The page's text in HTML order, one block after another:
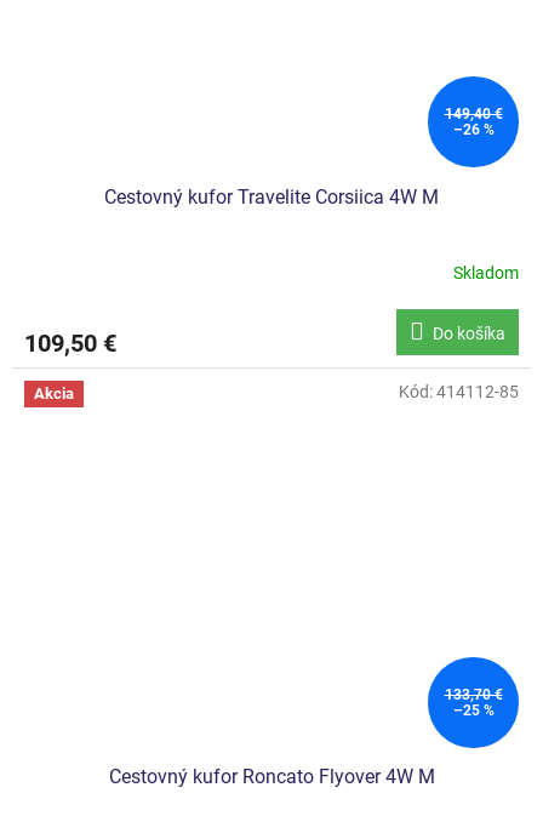
149,40 €
–26 %
Cestovný kufor Travelite Corsiica 4W M
Skladom
109,50 € Do košíka
Akcia
133,70 €
–25 %
Cestovný kufor Roncato Flyover 4W M
Kód:414112-85